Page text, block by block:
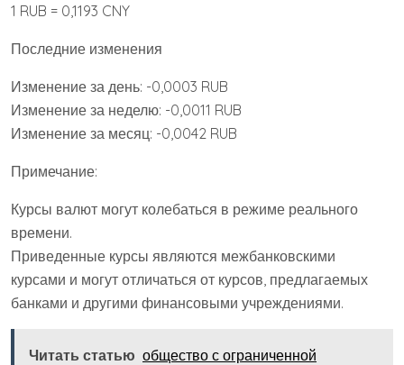
1 RUB = 0,1193 CNY
Последние изменения
Изменение за день: -0,0003 RUB
Изменение за неделю: -0,0011 RUB
Изменение за месяц: -0,0042 RUB
Примечание:
Курсы валют могут колебаться в режиме реального
времени.
Приведенные курсы являются межбанковскими
курсами и могут отличаться от курсов, предлагаемых
банками и другими финансовыми учреждениями.
Читать статью общество с ограниченной